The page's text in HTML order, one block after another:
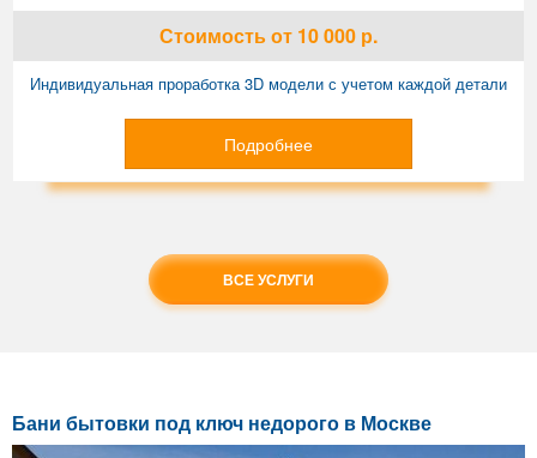
Стоимостьот 10 000 р.
Индивидуальная проработка 3D модели с учетом каждой детали
Подробнее
ВСЕ УСЛУГИ
Бани бытовки под ключ недорого в Москве